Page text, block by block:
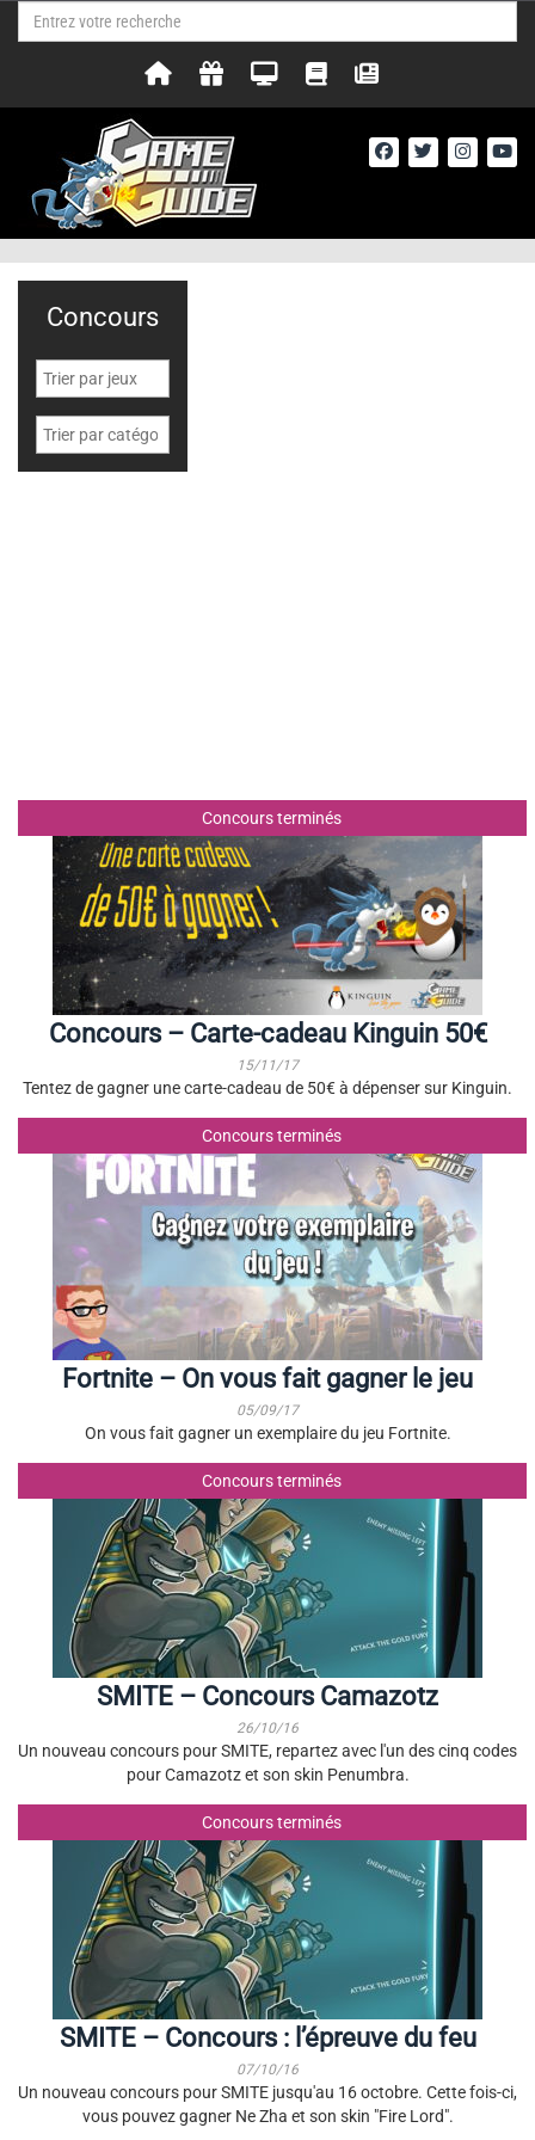
Concours terminés
Concours – Carte-cadeau Kinguin 50€
15/11/17
Tentez de gagner une carte-cadeau de 50€ à dépenser sur Kinguin.
Concours terminés
Fortnite – On vous fait gagner le jeu
05/09/17
On vous fait gagner un exemplaire du jeu Fortnite.
Concours terminés
SMITE – Concours Camazotz
26/10/16
Un nouveau concours pour SMITE, repartez avec l'un des cinq codes
pour Camazotz et son skin Penumbra.
Concours terminés
SMITE – Concours : l’épreuve du feu
07/10/16
Un nouveau concours pour SMITE jusqu'au 16 octobre. Cette fois-ci,
vous pouvez gagner Ne Zha et son skin "Fire Lord".
Concours